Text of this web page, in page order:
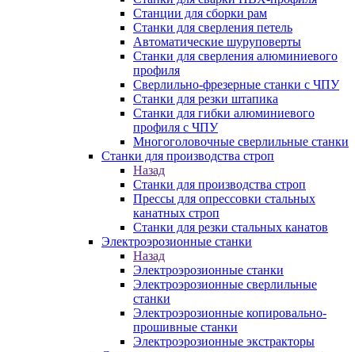
Станции для сборки рам
Станки для сверления петель
Автоматические шуруповерты
Станки для сверления алюминиевого
профиля
Сверлильно-фрезерные станки с ЧПУ
Станки для резки штапика
Станки для гибки алюминиевого
профиля с ЧПУ
Многоголовочные сверлильные станки
Станки для производства строп
Назад
Станки для производства строп
Прессы для опрессовки стальных
канатных строп
Станки для резки стальных канатов
Электроэрозионные станки
Назад
Электроэрозионные станки
Электроэрозионные сверлильные
станки
Электроэрозионные копировально-
прошивные станки
Электроэрозионные экстракторы